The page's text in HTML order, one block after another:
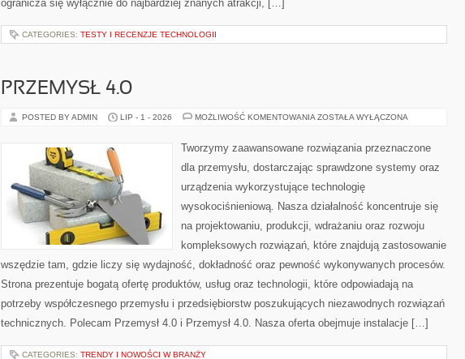
ogranicza się wyłącznie do najbardziej znanych atrakcji, […]
CATEGORIES: TESTY I RECENZJE TECHNOLOGII
PRZEMYSŁ 4.0
POSTED BY ADMIN LIP - 1 - 2026 MOŻLIWOŚĆ KOMENTOWANIA PRZEMYSŁ
ZOSTAŁA WYŁĄCZONA
Tworzymy zaawansowane rozwiązania przeznaczone
dla przemysłu, dostarczając sprawdzone systemy oraz
urządzenia wykorzystujące technologię
wysokociśnieniową. Nasza działalność koncentruje się
na projektowaniu, produkcji, wdrażaniu oraz rozwoju
kompleksowych rozwiązań, które znajdują zastosowanie
wszędzie tam, gdzie liczy się wydajność, dokładność oraz pewność wykonywanych procesów.
Strona prezentuje bogatą ofertę produktów, usług oraz technologii, które odpowiadają na
potrzeby współczesnego przemysłu i przedsiębiorstw poszukujących niezawodnych rozwiązań
technicznych. Polecam Przemysł 4.0 i Przemysł 4.0. Nasza oferta obejmuje instalacje […]
CATEGORIES: TRENDY I NOWOŚCI W BRANŻY